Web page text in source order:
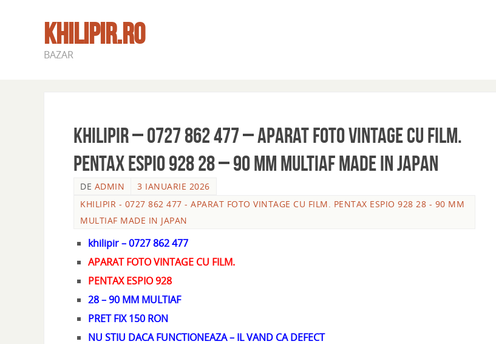
KHILIPIR.RO
BAZAR
khilipir – 0727 862 477 – APARAT FOTO VINTAGE CU FILM.
PENTAX ESPIO 928 28 – 90 MM MULTIAF MADE IN JAPAN
DE ADMIN
3 IANUARIE 2026
KHILIPIR - 0727 862 477 - APARAT FOTO VINTAGE CU FILM. PENTAX ESPIO 928 28 - 90 MM
MULTIAF MADE IN JAPAN
khilipir – 0727 862 477
APARAT FOTO VINTAGE CU FILM.
PENTAX ESPIO 928
28 – 90 MM MULTIAF
PRET FIX 150 RON
NU STIU DACA FUNCTIONEAZA – IL VAND CA DEFECT